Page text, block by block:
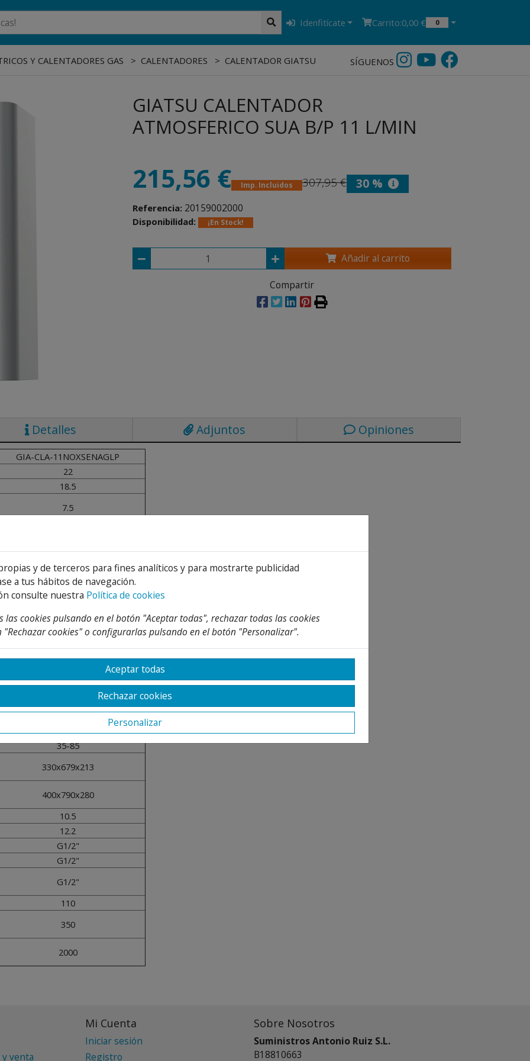
Idenfitícate Carrito:0,00 € 0
Y CALENTADORES GAS CALENTADORES CALENTADOR GIATSU SÍGUENOS
GIATSU CALENTADOR
ATMOSFERICO SUA B/P 11 L/MIN
215,56 € Imp. Incluidos 307,95 € 30 %
Referencia: 20159002000
Disponibilidad: ¡En Stock!
Añadir al carrito
Compartir
Detalles Adjuntos Opiniones
GIA-CLA-11NOXSENAGLP
22
18.5
7.5
M
A
Gas Butano G30/ Propano G31
Cámara abierta
3
0.5
10.7
5
35-85
330x679x213
400x790x280
10.5
12.2
G1/2"
G1/2"
G1/2"
110
350
2000
venta
Mi Cuenta
Iniciar sesión
Registro
Sobre Nosotros
Suministros Antonio Ruiz S.L.
B18810663
y de terceros para fines analíticos y para mostrarte publicidad
a tus hábitos de navegación.
consulte nuestra Política de cookies
las cookies pulsando en el botón "Aceptar todas", rechazar todas las cookies
cookies" o configurarlas pulsando en el botón "Personalizar".
Aceptar todas
Rechazar cookies
Personalizar